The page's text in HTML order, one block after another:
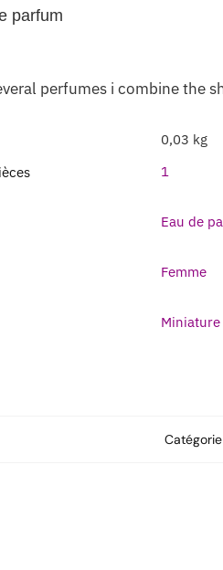
parfum
perfumes i combine the
0,03 kg
1
Eau de
Femme
Miniature
Catégorie